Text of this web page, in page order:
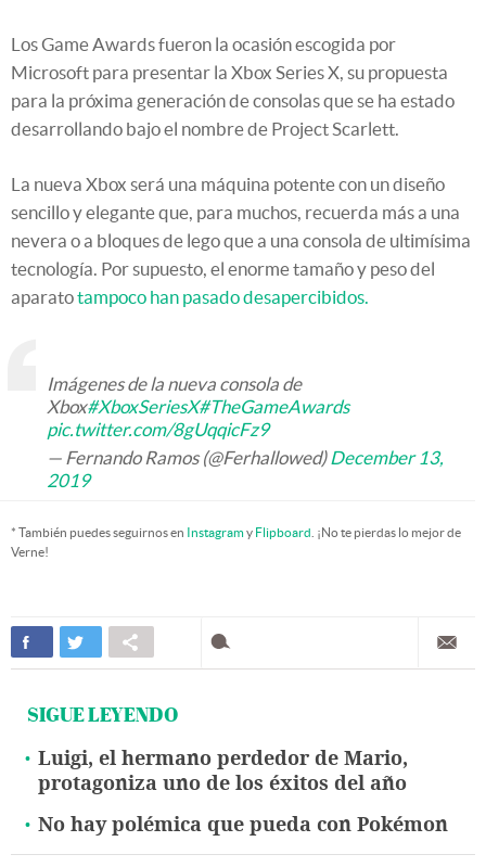
Los Game Awards fueron la ocasión escogida por
Microsoft para presentar la Xbox Series X, su propuesta
para la próxima generación de consolas que se ha estado
desarrollando bajo el nombre de Project Scarlett.
La nueva Xbox será una máquina potente con un diseño
sencillo y elegante que, para muchos, recuerda más a una
nevera o a bloques de lego que a una consola de ultimísima
tecnología. Por supuesto, el enorme tamaño y peso del
aparatotampoco han pasado desapercibidos.
Imágenes de la nueva consola de
Xbox#XboxSeriesX#TheGameAwards
pic.twitter.com/8gUqqicFz9
— Fernando Ramos (@Ferhallowed) December 13,
2019
* También puedes seguirnos en Instagramy Flipboard . ¡No te pierdas lo mejor de
Verne!
SIGUE LEYENDO
Luigi, el hermano perdedor de Mario,
protagoniza uno de los éxitos del año
No hay polémica que pueda con Pokémon